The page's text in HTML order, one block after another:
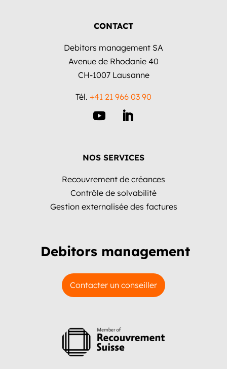
CONTACT
Debitors management SA
Avenue de Rhodanie 40
CH-1007 Lausanne
Tél. +41 21 966 03 90
NOS SERVICES
Recouvrement de créances
Contrôle de solvabilité
Gestion externalisée des factures
Debitors management
Contacter un conseiller